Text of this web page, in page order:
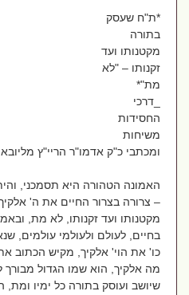
*ת"ח שעסק
בתורה
מקטנותו ועד
זקנותו – "לא
מת"*
_דרכי
החסידות
משיחות
ומכתבי כ"ק אדמו"ר הריי"ץ
האמונה הטהורה היא תסמכני, והיתה
– צרורה בצרור החיים את ה'
מקטנותו ועד זקנותו, לא מת,
בחיים, לעולם ולעולמי עולמים,
כו' את הוי' אלקיך, מקיש הכתוב
מה אלקיך, הוא שמו הגדול מבורך
שיושב ועוסק בתורה כל ימיו ומת,